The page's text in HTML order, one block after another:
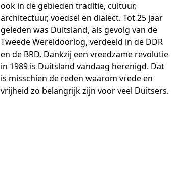
ook in de gebieden traditie, cultuur,
architectuur, voedsel en dialect. Tot 25 jaar
geleden was Duitsland, als gevolg van de
Tweede Wereldoorlog, verdeeld in de DDR
en de BRD. Dankzij een vreedzame revolutie
in 1989 is Duitsland vandaag herenigd. Dat
is misschien de reden waarom vrede en
vrijheid zo belangrijk zijn voor veel Duitsers.